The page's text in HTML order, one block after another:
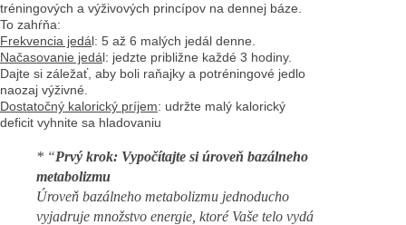
tréningových a výživových princípov na dennej báze.
To zahŕňa:
Frekvencia jedál: 5 až 6 malých jedál denne.
Načasovanie jedál: jedzte približne každé 3 hodiny.
Dajte si záležať, aby boli raňajky a potréningové jedlo
naozaj výživné.
Dostatočný kalorický príjem: udržte malý kalorický
deficit vyhnite sa hladovaniu
* “Prvý krok: Vypočítajte si úroveň bazálneho
metabolizmu
Úroveň bazálneho metabolizmu jednoducho
vyjadruje množstvo energie, ktoré Vaše telo vydá